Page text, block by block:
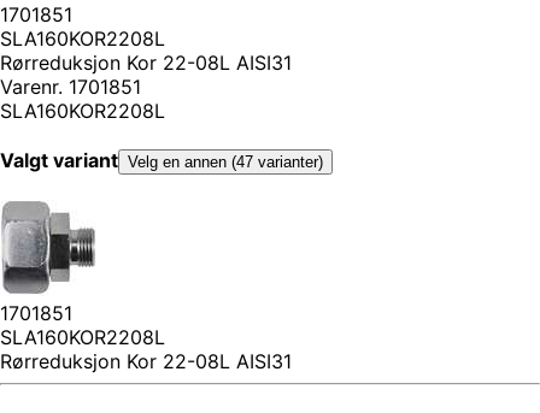
1701851
SLA160KOR2208L
Rørreduksjon Kor 22-08L AISI31
Varenr. 1701851
SLA160KOR2208L
Valgt variant Velg en annen (47 varianter)
1701851
SLA160KOR2208L
Rørreduksjon Kor 22-08L AISI31